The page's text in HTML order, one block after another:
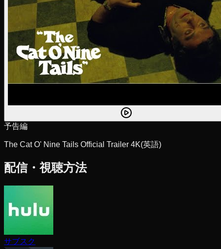
予告編
The Cat O' Nine Tails Official Trailer 4K(英語)
配信・視聴方法
サブスク